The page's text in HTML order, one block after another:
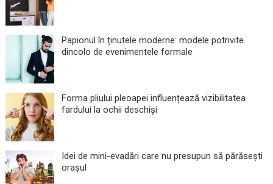
Papionul în ținutele moderne: modele potrivite
dincolo de evenimentele formale
Forma pliului pleoapei influențează vizibilitatea
fardului la ochii deschiși
Idei de mini-evadări care nu presupun să părăsești
orașul